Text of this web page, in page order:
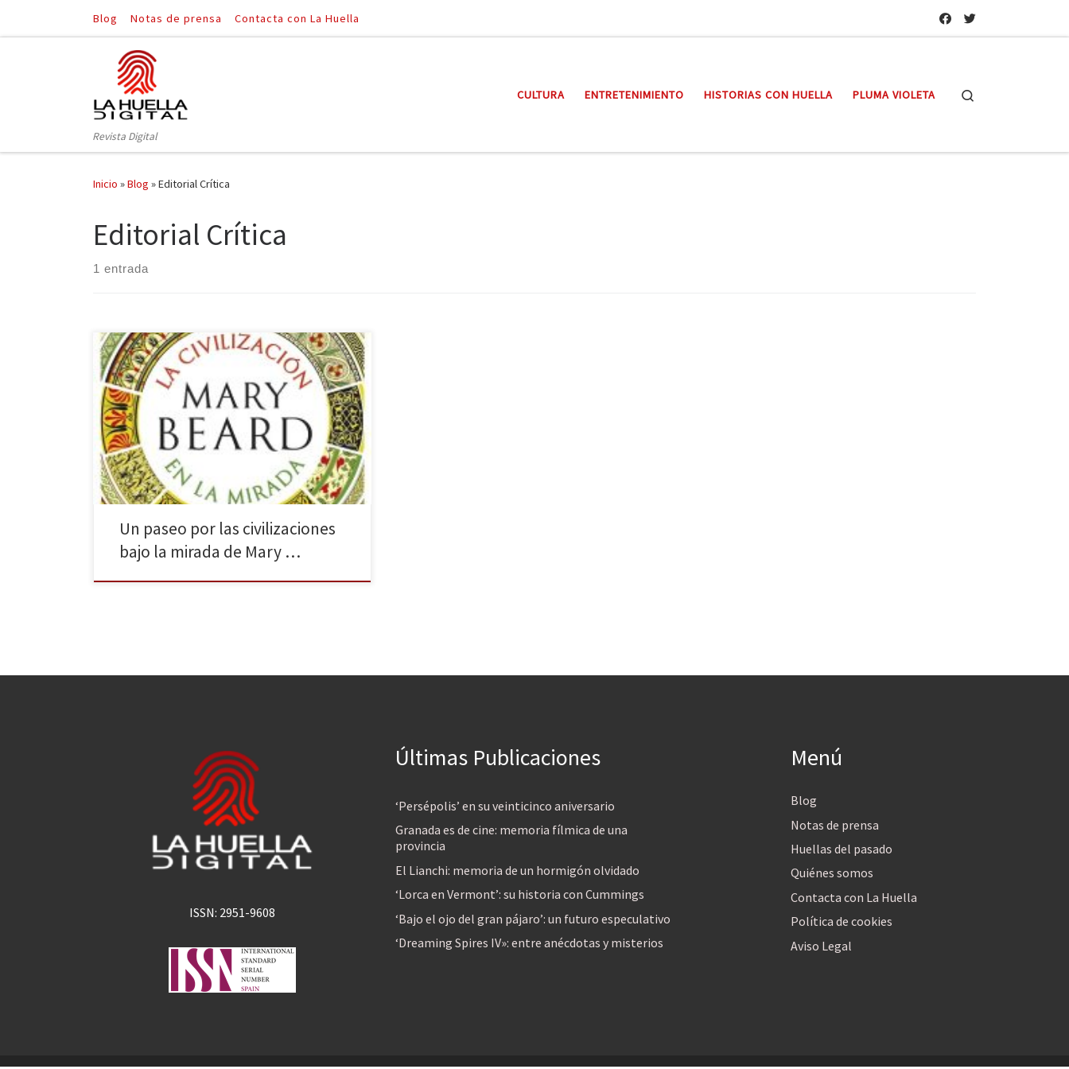
Saltar al contenido
Blog Notas de prensa Contacta con La Huella
Revista Digital
CULTURA ENTRETENIMIENTO HISTORIAS CON HUELLA PLUMA VIOLETA
Inicio »Blog »Editorial Crítica
Editorial Crítica
1 entrada
La editorial Crítica (Grupo Planeta) ha publicado la
última obra de Mary Beard, Premio Princesa de
Asturias de Ciencias Sociales en 2016, un libro sobre el
arte y la forma de ver la realidad por los diferentes
pueblos. La civilización en la mirada (febrero de
2019), traducción de Civilizations: How […]
Un paseo por las civilizaciones
bajo la mirada de Mary …
ISSN: 2951-9608
Últimas Publicaciones
‘Persépolis’ en su veinticinco aniversario
Granada es de cine: memoria fílmica de una
provincia
El Lianchi: memoria de un hormigón olvidado
‘Lorca en Vermont’: su historia con Cummings
‘Bajo el ojo del gran pájaro’: un futuro especulativo
‘Dreaming Spires IV»: entre anécdotas y misterios
Menú
Blog
Notas de prensa
Huellas del pasado
Quiénes somos
Contacta con La Huella
Política de cookies
Aviso Legal